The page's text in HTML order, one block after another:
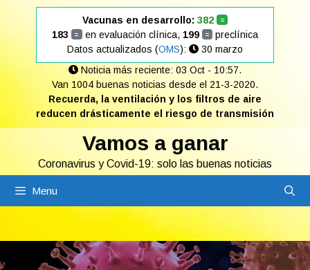
Vacunas en desarrollo: 382 =
183 = en evaluación clínica, 199 = preclínica
Datos actualizados (OMS):
30 marzo
Noticia más reciente: 03 Oct - 10:57.
Van 1004 buenas noticias desde el 21-3-2020.
Recuerda, la ventilación y los filtros de aire
reducen drásticamente el riesgo de transmisión
Vamos a ganar
Coronavirus y Covid-19: solo las buenas noticias
Menu